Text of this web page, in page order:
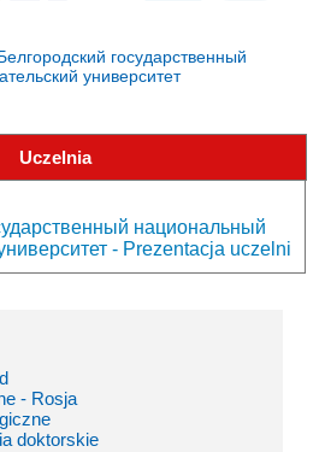
государственный
университет
Uczelnia
национальный
- Prezentacja uczelni
- Rosja
doktorskie